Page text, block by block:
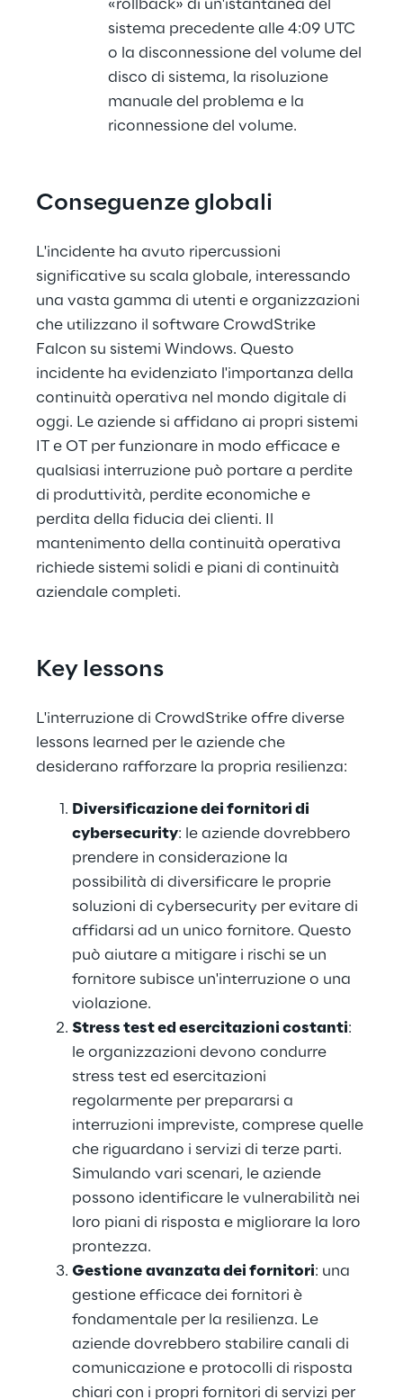
«rollback» di un'istantanea del
sistema precedente alle 4:09 UTC
o la disconnessione del volume del
disco di sistema, la risoluzione
manuale del problema e la
riconnessione del volume.
Conseguenze globali
L'incidente ha avuto ripercussioni
significative su scala globale, interessando
una vasta gamma di utenti e organizzazioni
che utilizzano il software CrowdStrike
Falcon su sistemi Windows. Questo
incidente ha evidenziato l'importanza della
continuità operativa nel mondo digitale di
oggi. Le aziende si affidano ai propri sistemi
IT e OT per funzionare in modo efficace e
qualsiasi interruzione può portare a perdite
di produttività, perdite economiche e
perdita della fiducia dei clienti. Il
mantenimento della continuità operativa
richiede sistemi solidi e piani di continuità
aziendale completi.
Key lessons
L'interruzione di CrowdStrike offre diverse
lessons learned per le aziende che
desiderano rafforzare la propria resilienza:
Diversificazione dei fornitori di
cybersecurity: le aziende dovrebbero
prendere in considerazione la
possibilità di diversificare le proprie
soluzioni di cybersecurity per evitare di
affidarsi ad un unico fornitore. Questo
può aiutare a mitigare i rischi se un
fornitore subisce un'interruzione o una
violazione.
Stress test ed esercitazioni costanti:
le organizzazioni devono condurre
stress test ed esercitazioni
regolarmente per prepararsi a
interruzioni impreviste, comprese quelle
che riguardano i servizi di terze parti.
Simulando vari scenari, le aziende
possono identificare le vulnerabilità nei
loro piani di risposta e migliorare la loro
prontezza.
Gestione avanzata dei fornitori: una
gestione efficace dei fornitori è
fondamentale per la resilienza. Le
aziende dovrebbero stabilire canali di
comunicazione e protocolli di risposta
chiari con i propri fornitori di servizi per